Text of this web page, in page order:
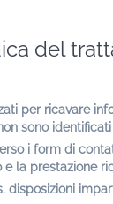
del
per ricavare
sono identificati
i form di
la prestazione
disposizioni